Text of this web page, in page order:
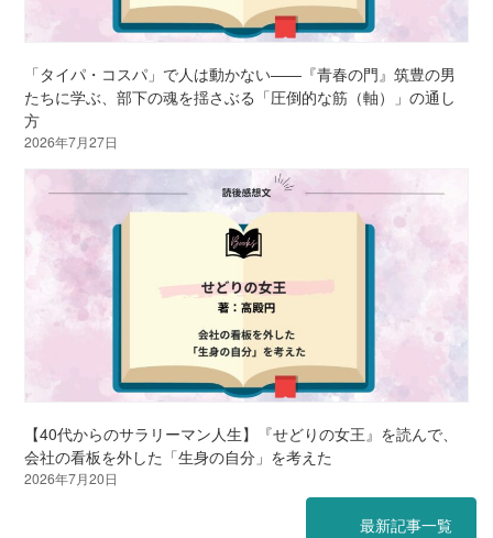
「タイパ・コスパ」で人は動かない――『青春の門』筑豊の男
たちに学ぶ、部下の魂を揺さぶる「圧倒的な筋（軸）」の通し
方
2026年7月27日
【40代からのサラリーマン人生】『せどりの女王』を読んで、
会社の看板を外した「生身の自分」を考えた
2026年7月20日
最新記事一覧